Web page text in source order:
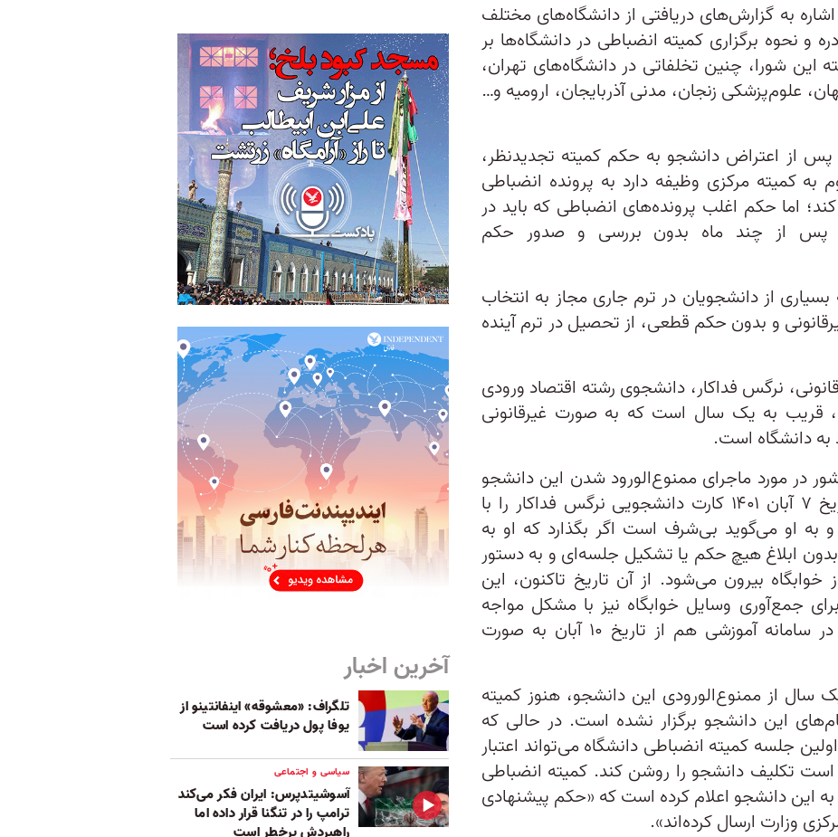
به گزارش‌های دریافتی‌ از دانشگاه‌های مختلف
و نحوه برگزاری کمیته‌ انضباطی در دانشگاه‌ها بر
این شورا، چنین تخلفاتی در دانشگاه‌های تهران،
علوم‌پزشکی‌ زنجان، مدنی آذربایجان، ارومیه و…
از اعتراض دانشجو به حکم کمیته تجدیدنظر،
به کمیته مرکزی وظیفه دارد به پرونده انضباطی
اما حکم اغلب پرونده‌های انضباطی که باید در
پس از چند ماه بدون بررسی و صدو‌ر حکم
از دانشجویان در ترم جاری مجاز به انتخاب
و بدون حکم قطعی، از تحصیل در ترم آینده
نرگس فداکار، دانشجوی رشته اقتصاد ورودی
قریب به یک سال است که به صورت غیرقانونی
به دانشگاه است.
در مورد ماجرای ممنوع‌الورود شدن این دانشجو
نوشت: «رئیس حراست در تاریخ ۷ آبان ۱۴۰۱ کارت دانشجویی نرگس فداکار را با
او می‌گوید بی‌شرف است اگر بگذارد که او به
بدون ابلاغ هیچ حکم یا تشکیل جلسه‌ای و به دستور
بیرون می‌شود. از آن‌ تاریخ تاکنون، این
جمع‌آوری وسایل خوابگاه نیز با مشکل مواجه
بوده‌ است. حساب کاربری او در سامانه آموزشی هم از تاریخ ۱۰ آبان به صورت
از ممنوع‌الورودی این دانشجو، هنوز کمیته
این دانشجو برگزار نشده است. در حالی که
جلسه کمیته انضباطی دانشگاه می‌تواند اعتبار
تکلیف دانشجو را روشن کند. کمیته انضباطی
این دانشجو اعلام کرده است که «حکم پیشنهادی
وزارت ارسال کرده‌اند».
آخرین اخبار
تلگراف: «معشوقه» اینفانتینو از
یوفا پول دریافت کرده است
سیاسی و اجتماعی
آسوشیتدپرس: ایران فکر می‌کند
ترامپ را در تنگنا قرار داده‌ اما
راهبردش پرخطر است